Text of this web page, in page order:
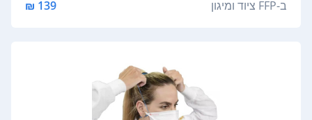
ב-FFP ציוד ומיגון 139 ₪